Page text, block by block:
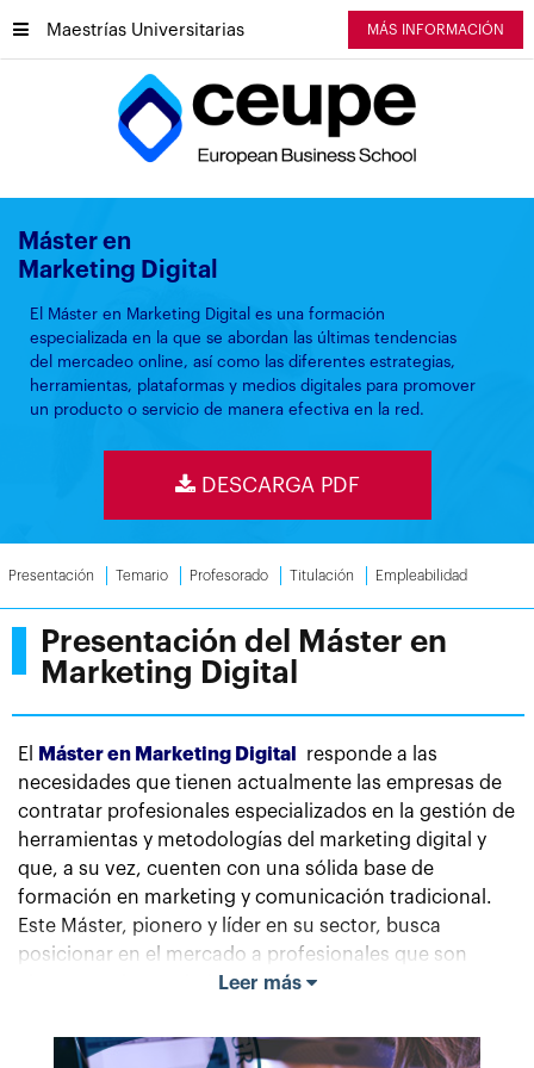
Maestrías Universitarias MÁS INFORMACIÓN
Máster en
Marketing Digital
El Máster en Marketing Digital es una formación
especializada en la que se abordan las últimas tendencias
del mercadeo online, así como las diferentes estrategias,
herramientas, plataformas y medios digitales para promover
un producto o servicio de manera efectiva en la red.
DESCARGA PDF
Presentación Temario Profesorado Titulación Empleabilidad
Presentación del Máster en
Marketing Digital
El Máster en Marketing Digital
responde a las
necesidades que tienen actualmente las empresas de
contratar profesionales especializados en la gestión de
herramientas y metodologías del marketing digital y
que, a su vez, cuenten con una sólida base de
formación en marketing y comunicación tradicional.
Este Máster, pionero y líder en su sector, busca
posicionar en el mercado a profesionales que son
altamente demandados.
Internet está integrado en nuestro día a día del cliente
Leer más